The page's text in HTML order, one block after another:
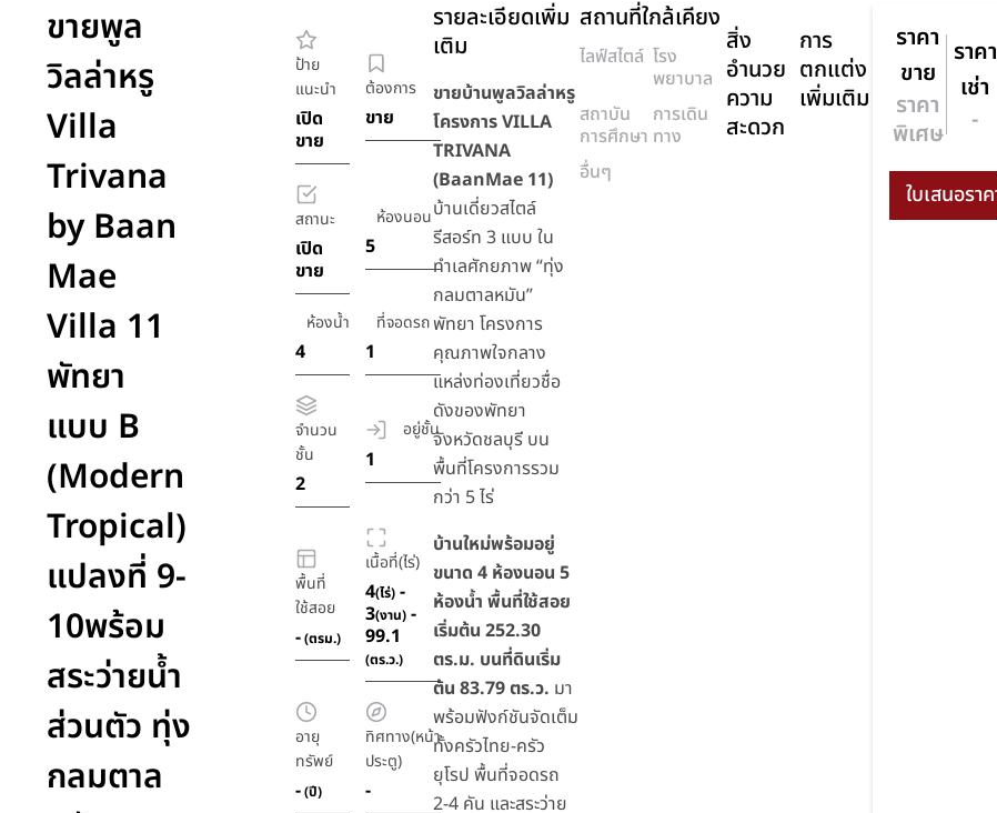
ขายพูล
วิลล่าหรู
Villa
Trivana
by Baan
Mae
Villa 11
พัทยา
แบบ B
(Modern
Tropical)
แปลงที่ 9-
10พร้อม
สระว่ายน้ำ
ส่วนตัว ทุ่ง
กลมตาล
ป้าย
แนะนำ
เปิด
ขาย
ต้องการ
ขาย
สถานะ
เปิด
ขาย
ห้องนอน
5
ห้องน้ำ
4
ที่จอดรถ
1
จำนวน
ชั้น
2
อยู่ชั้น
1
พื้นที่
ใช้สอย
-(ตรม.)
เนื้อที่(ไร่)
4(ไร่)-
3(งาน)-
99.1
(ตร.ว.)
อายุ
ทรัพย์
-(ปี)
ทิศทาง(หน้า
ประตู)
-
รายละเอียดเพิ่ม
เติม
ขายบ้านพูลวิลล่าหรู
โครงการ VILLA
TRIVANA
(BaanMae 11)
บ้านเดี่ยวสไตล์
รีสอร์ท 3 แบบ ใน
ทำเลศักยภาพ “ทุ่ง
กลมตาลหมัน”
พัทยา โครงการ
คุณภาพใจกลาง
แหล่งท่องเที่ยวชื่อ
ดังของพัทยา
จังหวัดชลบุรี บน
พื้นที่โครงการรวม
กว่า 5 ไร่
บ้านใหม่พร้อมอยู่
ขนาด 4 ห้องนอน 5
ห้องน้ำ พื้นที่ใช้สอย
เริ่มต้น 252.30
ตร.ม. บนที่ดินเริ่ม
ต้น 83.79 ตร.ว. มา
พร้อมฟังก์ชันจัดเต็ม
ทั้งครัวไทย-ครัว
ยุโรป พื้นที่จอดรถ
2-4 คัน และสระว่าย
สถานที่ใกล้เคียง
ไลฟ์สไตล์ โรง
พยาบาล
สถาบัน
การศึกษา
การเดิน
ทาง
อื่นๆ
สิ่ง
อำนวย
ความ
สะดวก
การ
ตกแต่ง
เพิ่มเติม
ราคา
ขาย
ราคา
พิเศษ
ราคา
เช่า
-